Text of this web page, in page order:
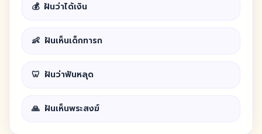
💰 ฝันว่าได้เงิน
👶 ฝันเห็นเด็กทารก
🦷 ฝันว่าฟันหลุด
🙏 ฝันเห็นพระสงฆ์